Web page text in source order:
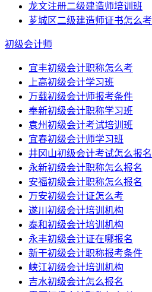
龙文注册二级建造师培训班
芗城区二级建造师证书怎么考
初级会计师
宜丰初级会计职称怎么考
上高初级会计学习班
万载初级会计师报考条件
奉新初级会计职称学习班
袁州初级会计考试培训班
宜春初级会计师学习班
井冈山初级会计考试怎么报名
永新初级会计职称怎么报名
安福初级会计职称怎么报名
万安初级会计证怎么考
遂川初级会计培训机构
泰和初级会计培训机构
永丰初级会计证在哪报名
新干初级会计职称报考条件
峡江初级会计培训机构
吉水初级会计怎么报名